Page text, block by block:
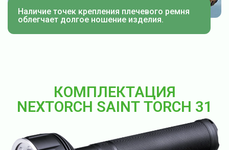
Наличие точек крепления плечевого ремня
облегчает долгое ношение изделия.
КОМПЛЕКТАЦИЯ
NEXTORCH SAINT TORCH 31